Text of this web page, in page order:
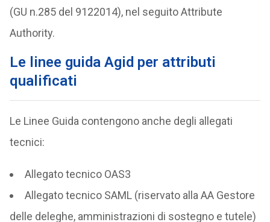
(GU n.285 del 9122014), nel seguito Attribute
Authority.
Le linee guida Agid per attributi
qualificati
Le Linee Guida contengono anche degli allegati
tecnici:
Allegato tecnico OAS3
Allegato tecnico SAML (riservato alla AA Gestore
delle deleghe, amministrazioni di sostegno e tutele)